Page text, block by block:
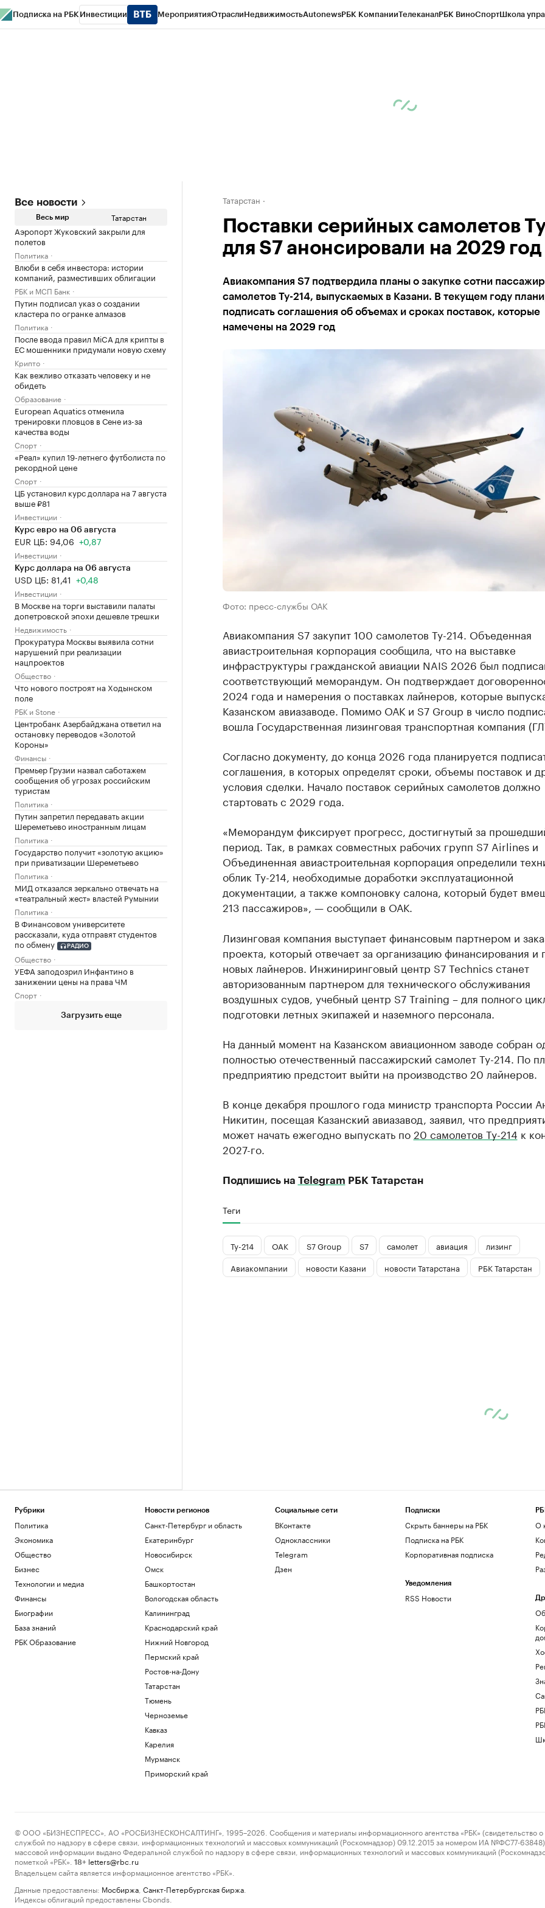
Подписка на РБК Инвестиции МероприятияОтраслиНедвижимостьAutonewsРБК КомпанииТелеканалРБК ВиноСпортШкола
Все новости
Весь мир Татарстан
Аэропорт Жуковский закрыли для
полетов
Политика
Влюби в себя инвестора: истории
компаний, разместивших облигации
РБК и МСП Банк
Путин подписал указ о создании
кластера по огранке алмазов
Политика
После ввода правил MiCA для крипты в
ЕС мошенники придумали новую схему
Крипто
Как вежливо отказать человеку и не
обидеть
Образование
European Aquatics отменила
тренировки пловцов в Сене из-за
качества воды
Спорт
«Реал» купил 19-летнего футболиста по
рекордной цене
Спорт
ЦБ установил курс доллара на 7 августа
выше ₽81
Инвестиции
Курс евро на 06 августа
EUR ЦБ: 94,06 +0,87
Инвестиции
Курс доллара на 06 августа
USD ЦБ: 81,41 +0,48
Инвестиции
В Москве на торги выставили палаты
допетровской эпохи дешевле трешки
Недвижимость
Прокуратура Москвы выявила сотни
нарушений при реализации
нацпроектов
Общество
Что нового построят на Ходынском
поле
РБК и Stone
Центробанк Азербайджана ответил на
остановку переводов «Золотой
Короны»
Финансы
Премьер Грузии назвал саботажем
сообщения об угрозах российским
туристам
Политика
Путин запретил передавать акции
Шереметьево иностранным лицам
Политика
Государство получит «золотую акцию»
при приватизации Шереметьево
Политика
МИД отказался зеркально отвечать на
«театральный жест» властей Румынии
Политика
В Финансовом университете
рассказали, куда отправят студентов
по обмену
РАДИО
Общество
УЕФА заподозрил Инфантино в
занижении цены на права ЧМ
Спорт
Загрузить еще
Татарстан
Поставки серийных самолетов
для S7 анонсировали на 2029 год
Авиакомпания S7 подтвердила планы о закупке сотни
самолетов Ту-214, выпускаемых в Казани. В текущем году
подписать соглашения об объемах и сроках поставок, которые
намечены на 2029 год
Фото: пресс-службы ОАК
Авиакомпания S7 закупит 100 самолетов Ту-214. Объеденная
авиастроительная корпорация сообщила, что на выставке
инфраструктуры гражданской авиации NAIS 2026 был
соответствующий меморандум. Он подтверждает
2024 года и намерения о поставках лайнеров, которые
Казанском авиазаводе. Помимо ОАК и S7 Group в число
вошла Государственная лизинговая транспортная компания
Согласно документу, до конца 2026 года планируется
соглашения, в которых определят сроки, объемы поставок и
условия сделки. Начало поставок серийных самолетов должно
стартовать с 2029 года.
«Меморандум фиксирует прогресс, достигнутый за
период. Так, в рамках совместных рабочих групп S7 Airlines и
Объединенная авиастроительная корпорация определили
облик Ту-214, необходимые доработки эксплуатационной
документации, а также компоновку салона, который будет
213 пассажиров», — сообщили в ОАК.
Лизинговая компания выступает финансовым партнером и
проекта, который отвечает за организацию финансирования и
новых лайнеров. Инжиниринговый центр S7 Technics станет
авторизованным партнером для технического обслуживания
воздушных судов, учебный центр S7 Training – для полного
подготовки летных экипажей и наземного персонала.
На данный момент на Казанском авиационном заводе собран
полностью отечественный пассажирский самолет Ту-214. По
предприятию предстоит выйти на производство 20 лайнеров.
В конце декабря прошлого года министр транспорта России
Никитин, посещая Казанский авиазавод, заявил, что
может начать ежегодно выпускать по 20 самолетов Ту-214 к
2027-го.
Подпишись на Telegram РБК Татарстан
Теги
Ту-214 ОАК S7 Group S7 самолет авиация
лизинг
Авиакомпании
новости Казани новости Татарстана РБК Татарстан
Рубрики
Политика
Экономика
Общество
Бизнес
Технологии и медиа
Финансы
Биографии
База знаний
РБК Образование
Новости регионов
Санкт-Петербург и область
Екатеринбург
Новосибирск
Омск
Башкортостан
Вологодская область
Калининград
Краснодарский край
Нижний Новгород
Пермский край
Ростов-на-Дону
Татарстан
Тюмень
Черноземье
Кавказ
Карелия
Мурманск
Приморский край
Социальные сети
ВКонтакте
Одноклассники
Telegram
Дзен
Подписки
Скрыть баннеры на РБК
Подписка на РБК
Корпоративная подписка
Уведомления
RSS Новости
О
© ООО «БИЗНЕСПРЕСС», АО «РОСБИЗНЕСКОНСАЛТИНГ», 1995–2026. Сообщения и материалы информационного агентства «РБК» (свидетельство о
службой по надзору в сфере связи, информационных технологий и массовых коммуникаций (Роскомнадзор) 09.12.2015 за номером ИА №ФС77-63848)
массовой информации выдано Федеральной службой по надзору в сфере связи, информационных технологий и массовых коммуникаций
пометкой «РБК».
18+ letters@rbc.ru
Владельцем сайта является информационное агентство «РБК».
Данные предоставлены: Мосбиржа Санкт-Петербургская биржа
Индексы облигаций предоставлены Cbonds.